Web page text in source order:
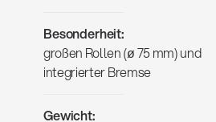
Besonderheit:
großen Rollen (ø 75 mm) und
integrierter Bremse
Gewicht: